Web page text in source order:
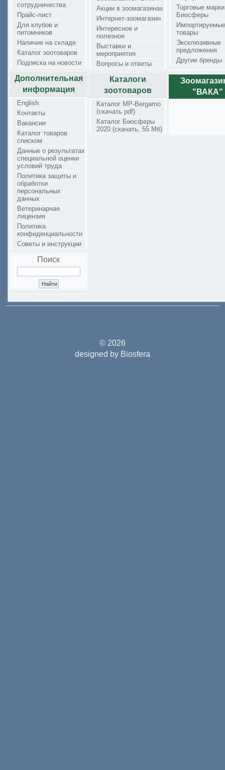
сотрудничества
Прайс-лист
Для клубов и
питомников
Наличие на складе
Каталог зоотоваров
Подписка на новости
Дополнительная
информация
English
Контакты
Вакансии
Каталог товаров
списком
Данные о результатах
специальной оценки
условий труда
Политика защиты и
обработки
персональных
данных
Ветеринарная
лицензия
Политика
конфиденциальности
Советы и инструкции
Поиск
Акции в зоомагазинах
Интернет-зоомагазин
Интересное и
полезное
Выставки и
мероприятия
Вопросы и ответы
Каталоги
зоотоваров
Каталог MP-Bergamo
(скачать pdf)
Каталог Биосферы
2020 (скачать, 55 Мб)
Торговые марки
Биосферы
Импортируемые
товары
Эксклюзивные
предложения
Другие бренды
"ВАКА"
© 2026
designed by Biosfera